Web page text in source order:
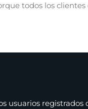
todos los
usuarios